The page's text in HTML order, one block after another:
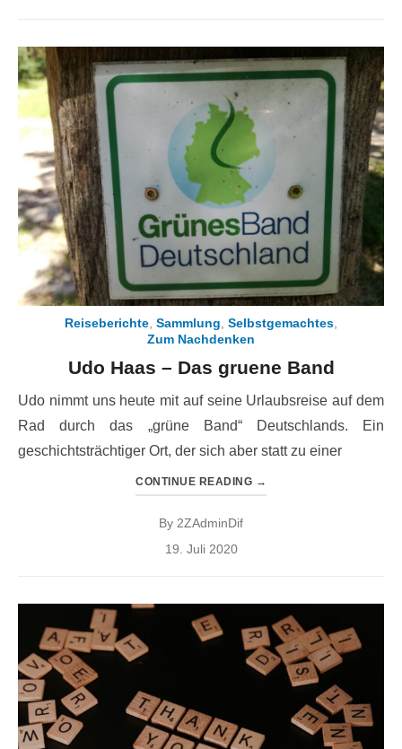
Reiseberichte, Sammlung, Selbstgemachtes,
Zum Nachdenken
Udo Haas – Das gruene Band
Udo nimmt uns heute mit auf seine Urlaubsreise auf dem
Rad durch das „grüne Band“ Deutschlands. Ein
geschichtsträchtiger Ort, der sich aber statt zu einer
CONTINUE READING →
By 2ZAdminDif
Posted
19. Juli 2020